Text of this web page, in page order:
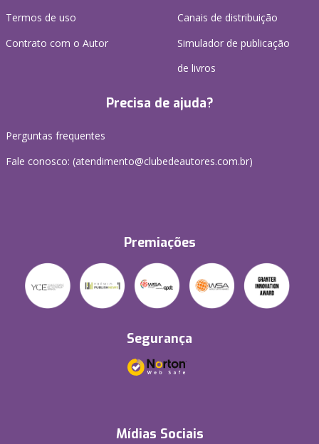
Termos de uso
Contrato com o Autor
Canais de distribuição
Simulador de publicação
de livros
Precisa de ajuda?
Perguntas frequentes
Fale conosco: (atendimento@clubedeautores.com.br)
Premiações
Segurança
Mídias Sociais